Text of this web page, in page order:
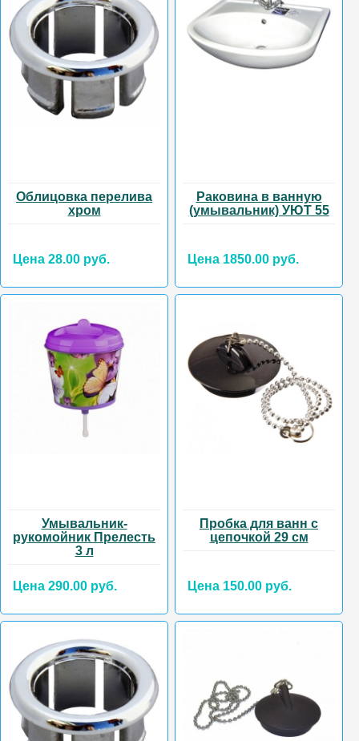
Облицовка перелива
хром
Цена 28.00 руб.
Раковина в ванную
(умывальник) УЮТ 55
Цена 1850.00 руб.
Умывальник-
рукомойник Прелесть
3 л
Цена 290.00 руб.
Пробка для ванн с
цепочкой 29 см
Цена 150.00 руб.